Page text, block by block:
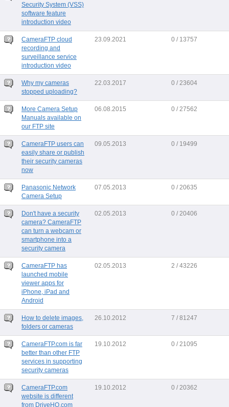
Security System (VSS)
software feature
introduction video
CameraFTP cloud
recording and
surveillance service
introduction video
23.09.2021 0 / 13757
Why my cameras
stopped uploading?
22.03.2017 0 / 23604
More Camera Setup
Manuals available on
our FTP site
06.08.2015 0 / 27562
CameraFTP users can
easily share or publish
their security cameras
now
09.05.2013 0 / 19499
Panasonic Network
Camera Setup
07.05.2013 0 / 20635
Don't have a security
camera? CameraFTP
can turn a webcam or
smartphone into a
security camera
02.05.2013 0 / 20406
CameraFTP has
launched mobile
viewer apps for
iPhone, iPad and
Android
02.05.2013 2 / 43226
How to delete images,
folders or cameras
26.10.2012 7 / 81247
CameraFTP.com is far
better than other FTP
services in supporting
security cameras
19.10.2012 0 / 21095
CameraFTP.com
website is different
from DriveHQ.com
19.10.2012 0 / 20362